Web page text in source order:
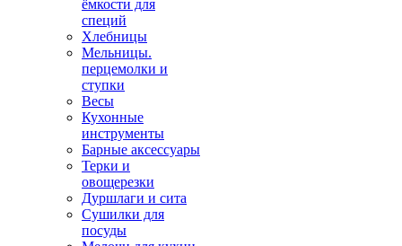
ёмкости для
специй
Хлебницы
Мельницы.
перцемолки и
ступки
Весы
Кухонные
инструменты
Барные аксессуары
Терки и
овощерезки
Дуршлаги и сита
Сушилки для
посуды